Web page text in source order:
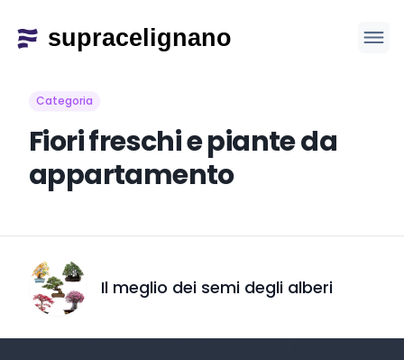
Categoria
Fiori freschi e piante da
appartamento
Il meglio dei semi degli alberi